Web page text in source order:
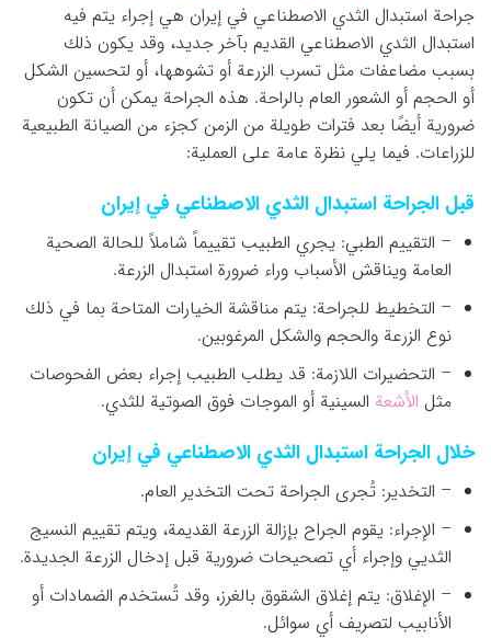
جراحة استبدال الثدي الاصطناعي في إيران هي إجراء يتم فيه
استبدال الثدي الاصطناعي القديم بآخر جديد، وقد يكون ذلك
بسبب مضاعفات مثل تسرب الزرعة أو تشوهها، أو لتحسين الشكل
أو الحجم أو الشعور العام بالراحة. هذه الجراحة يمكن أن تكون
ضرورية أيضًا بعد فترات طويلة من الزمن كجزء من الصيانة الطبيعية
للزراعات. فيما يلي نظرة عامة على العملية:
قبل الجراحة استبدال الثدي الاصطناعي في إيران
– التقييم الطبي: يجري الطبيب تقييماً شاملاً للحالة الصحية
العامة ويناقش الأسباب وراء ضرورة استبدال الزرعة.
– التخطيط للجراحة: يتم مناقشة الخيارات المتاحة بما في ذلك
نوع الزرعة والحجم والشكل المرغوبين.
– التحضيرات اللازمة: قد يطلب الطبيب إجراء بعض الفحوصات
مثل الأشعة السينية أو الموجات فوق الصوتية للثدي.
خلال الجراحة استبدال الثدي الاصطناعي في إيران
– التخدير: تُجرى الجراحة تحت التخدير العام.
– الإجراء: يقوم الجراح بإزالة الزرعة القديمة، ويتم تقييم النسيج
الثديي وإجراء أي تصحيحات ضرورية قبل إدخال الزرعة الجديدة.
– الإغلاق: يتم إغلاق الشقوق بالغرز، وقد تُستخدم الضمادات أو
الأنابيب لتصريف أي سوائل.